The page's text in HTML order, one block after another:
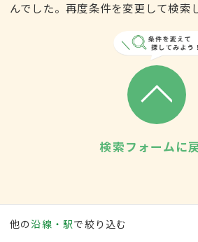
んでした。再度条件を変更して検索
検索フォームに
他の沿線・駅で絞り込む